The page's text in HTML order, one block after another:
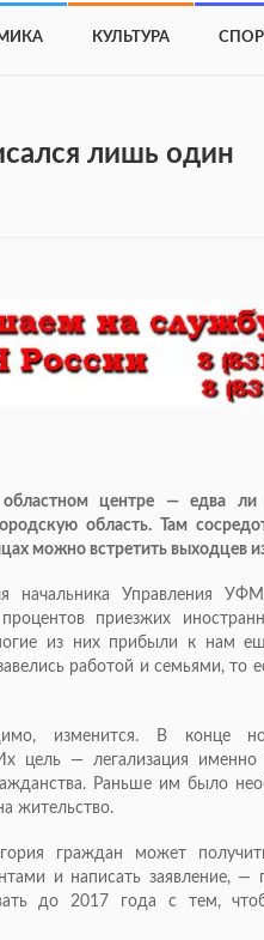
КУЛЬТУРА
лишь один
центре — едва ли
область. Там
можно встретить выходцев
начальника Управления
приезжих
из них прибыли к нам
работой и семьями, то
изменится. В конце
цель — легализация
Раньше им было
жительство.
граждан может
и написать заявление,
до 2017 года с тем,